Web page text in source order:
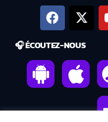
🎧 ÉCOUTEZ-NOUS